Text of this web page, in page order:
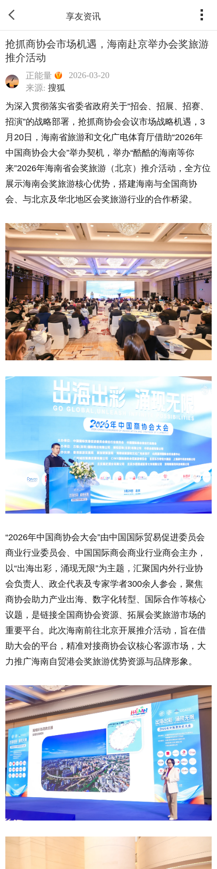
享友资讯
抢抓商协会市场机遇，海南赴京举办会奖旅游
推介活动
正能量
2026-03-20
来源: 搜狐
为深入贯彻落实省委省政府关于“招会、招展、招赛、
招演”的战略部署，抢抓商协会会议市场战略机遇，3
月20日，海南省旅游和文化广电体育厅借助“2026年
中国商协会大会”举办契机，举办“酷酷的海南等你
来”2026年海南省会奖旅游（北京）推介活动，全方位
展示海南会奖旅游核心优势，搭建海南与全国商协
会、与北京及华北地区会奖旅游行业的合作桥梁。
“2026年中国商协会大会”由中国国际贸易促进委员会
商业行业委员会、中国国际商会商业行业商会主办，
以“出海出彩，涌现无限”为主题，汇聚国内外行业协
会负责人、政企代表及专家学者300余人参会，聚焦
商协会助力产业出海、数字化转型、国际合作等核心
议题，是链接全国商协会资源、拓展会奖旅游市场的
重要平台。此次海南前往北京开展推介活动，旨在借
助大会的平台，精准对接商协会议核心客源市场，大
力推广海南自贸港会奖旅游优势资源与品牌形象。